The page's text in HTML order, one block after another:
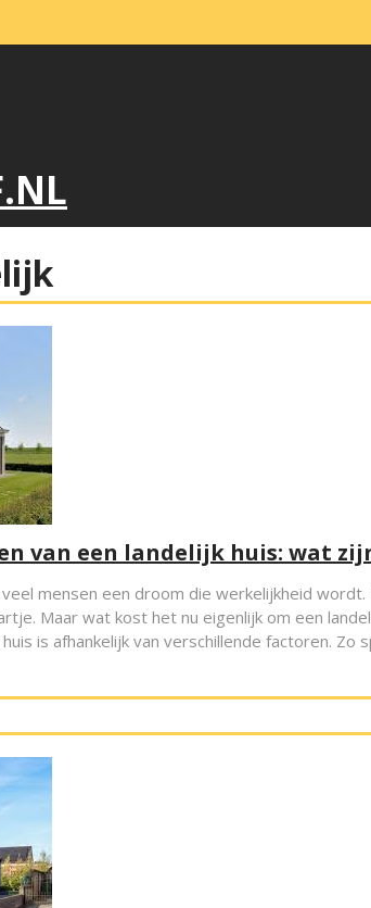
van een landelijk huis: wat
mensen een droom die werkelijkheid
Maar wat kost het nu eigenlijk om een
is afhankelijk van verschillende factoren.